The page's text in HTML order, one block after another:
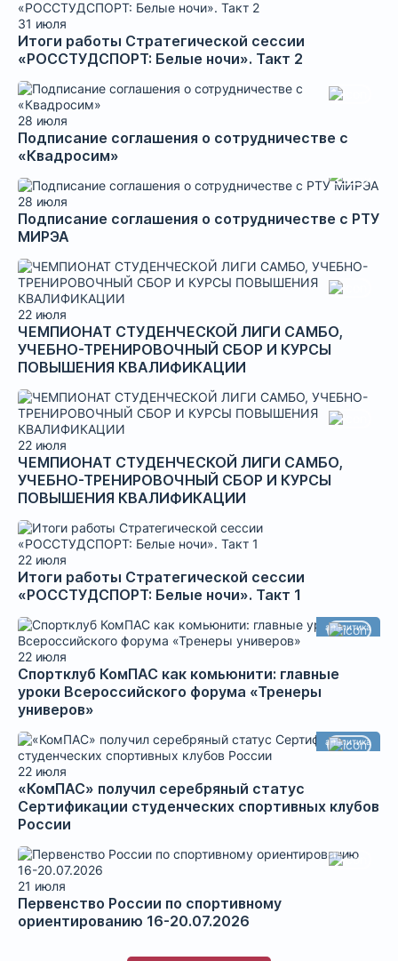
31 июля
Итоги работы Стратегической сессии
«РОССТУДСПОРТ: Белые ночи». Такт 2
28 июля
Подписание соглашения о сотрудничестве с
«Квадросим»
28 июля
Подписание соглашения о сотрудничестве с РТУ
МИРЭА
22 июля
ЧЕМПИОНАТ СТУДЕНЧЕСКОЙ ЛИГИ САМБО,
УЧЕБНО-ТРЕНИРОВОЧНЫЙ СБОР И КУРСЫ
ПОВЫШЕНИЯ КВАЛИФИКАЦИИ
22 июля
ЧЕМПИОНАТ СТУДЕНЧЕСКОЙ ЛИГИ САМБО,
УЧЕБНО-ТРЕНИРОВОЧНЫЙ СБОР И КУРСЫ
ПОВЫШЕНИЯ КВАЛИФИКАЦИИ
22 июля
Итоги работы Стратегической сессии
«РОССТУДСПОРТ: Белые ночи». Такт 1
аналитика
22 июля
Спортклуб КомПАС как комьюнити: главные
уроки Всероссийского форума «Тренеры
универов»
аналитика
22 июля
«КомПАС» получил серебряный статус
Сертификации студенческих спортивных клубов
России
21 июля
Первенство России по спортивному
ориентированию 16-20.07.2026